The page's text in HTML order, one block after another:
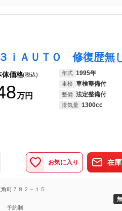
体価格(税込)
万円
年式 1995年
車検 車検整備付
整備 法定整備付
排気量 1300cc
お気に入り 在
町７８２－１５
予約制